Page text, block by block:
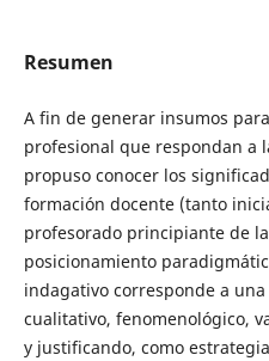
Resumen
A fin de generar insumos
profesional que respondan a
propuso conocer los
formación docente (tanto
profesorado principiante de
posicionamiento
indagativo corresponde a
cualitativo, fenomenológico,
y justificando, como